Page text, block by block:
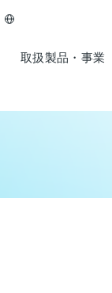
取扱製品・事業